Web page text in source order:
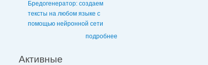
Бредогенератор: создаем
тексты на любом языке с
помощью нейронной сети
подробнее
Активные